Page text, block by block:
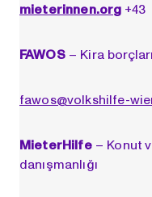
mieterinnen.org +43
FAWOS– Kira
fawos@volkshilfe-
MieterHilfe– Konut
danışmanlığı